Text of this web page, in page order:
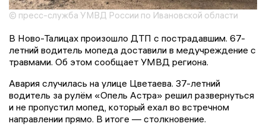
© пресс-служба УМВД России по Ивановской области
В Ново-Талицах произошло ДТП с пострадавшим. 67-
летний водитель мопеда доставили в медучреждение с
травмами. Об этом сообщает УМВД региона.
Авария случилась на улице Цветаева. 37-летний
водитель за рулём «Опель Астра» решил развернуться
и не пропустил мопед, который ехал во встречном
направлении прямо. В итоге — столкновение.